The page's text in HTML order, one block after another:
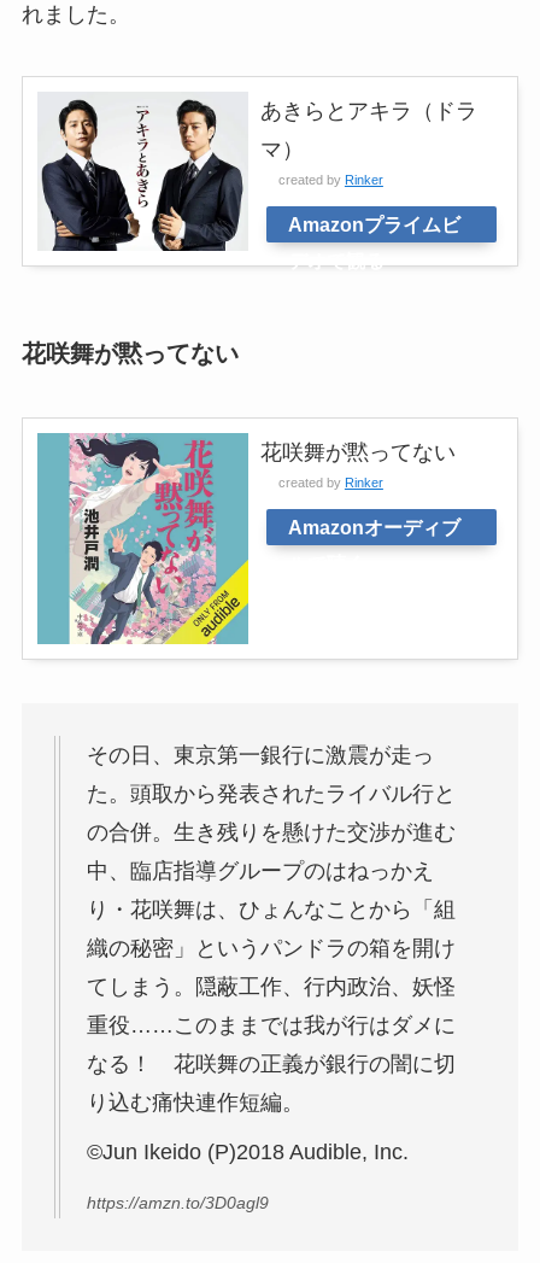
れました。
あきらとアキラ（ドラ
マ）
created by Rinker
Amazonプライムビ
デオで観る
花咲舞が黙ってない
花咲舞が黙ってない
created by Rinker
Amazonオーディブ
その日、東京第一銀行に激震が走っ
た。頭取から発表されたライバル行と
の合併。生き残りを懸けた交渉が進む
中、臨店指導グループのはねっかえ
り・花咲舞は、ひょんなことから「組
織の秘密」というパンドラの箱を開け
てしまう。隠蔽工作、行内政治、妖怪
重役……このままでは我が行はダメに
なる！ 花咲舞の正義が銀行の闇に切
り込む痛快連作短編。
©Jun Ikeido (P)2018 Audible, Inc.
https://amzn.to/3D0agl9